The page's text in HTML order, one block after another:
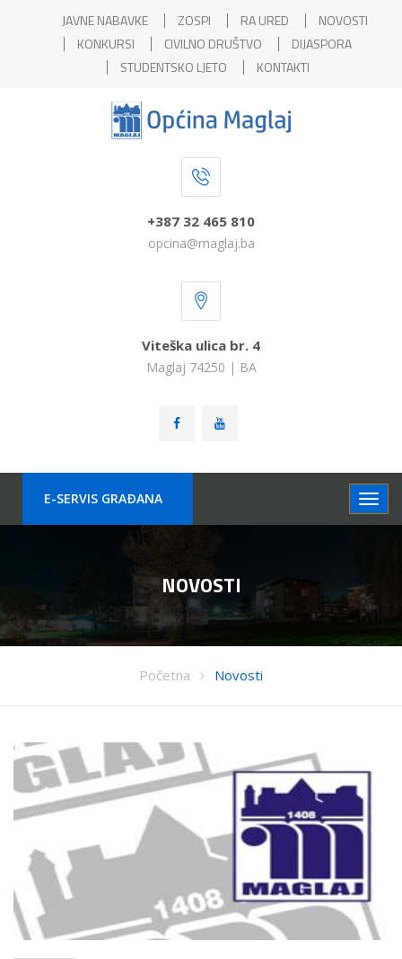
JAVNE NABAVKE ZOSPI RA URED
NOVOSTI
KONKURSI
CIVILNO DRUŠTVO
DIJASPORA
STUDENTSKO LJETO
KONTAKTI
+387 32 465 810
opcina@maglaj.ba
Viteška ulica br. 4
Maglaj 74250 | BA
E-SERVIS GRAÐANA
NOVOSTI
Početna Novosti